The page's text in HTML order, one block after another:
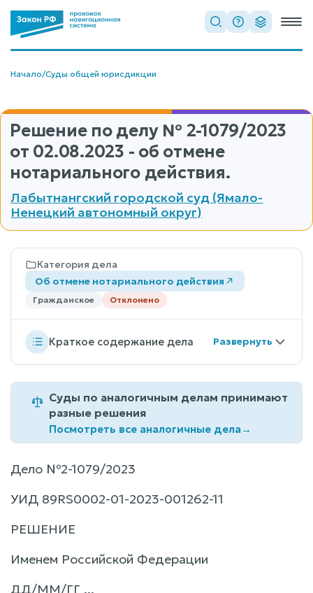
Начало/Суды общей юрисдикции
Решение по делу № 2-1079/2023
от 02.08.2023 - об отмене
нотариального действия.
Лабытнангский городской суд (Ямало-
Ненецкий автономный округ)
Категория дела
Об отмене нотариального действия
Гражданское Отклонено
Краткое содержание дела
Суды по аналогичным делам принимают
разные решения
Посмотреть все аналогичные дела→
Дело №2-1079/2023
УИД 89RS0002-01-2023-001262-11
РЕШЕНИЕ
Именем Российской Федерации
ДД/ММ/ГГ ...